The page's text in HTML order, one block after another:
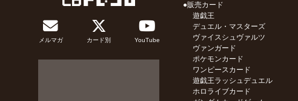
メルマガ カード別 YouTube
●販売カード
遊戯王
デュエル・マスターズ
ヴァイスシュヴァルツ
ヴァンガード
ポケモンカード
ワンピースカード
遊戯王ラッシュデュエル
ホロライブカード